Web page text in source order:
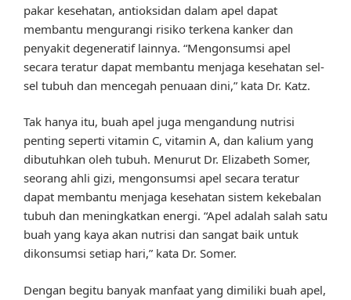
pakar kesehatan, antioksidan dalam apel dapat
membantu mengurangi risiko terkena kanker dan
penyakit degeneratif lainnya. “Mengonsumsi apel
secara teratur dapat membantu menjaga kesehatan sel-
sel tubuh dan mencegah penuaan dini,” kata Dr. Katz.
Tak hanya itu, buah apel juga mengandung nutrisi
penting seperti vitamin C, vitamin A, dan kalium yang
dibutuhkan oleh tubuh. Menurut Dr. Elizabeth Somer,
seorang ahli gizi, mengonsumsi apel secara teratur
dapat membantu menjaga kesehatan sistem kekebalan
tubuh dan meningkatkan energi. “Apel adalah salah satu
buah yang kaya akan nutrisi dan sangat baik untuk
dikonsumsi setiap hari,” kata Dr. Somer.
Dengan begitu banyak manfaat yang dimiliki buah apel,